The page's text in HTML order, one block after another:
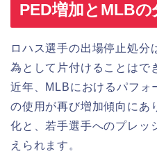
PED増加とMLBの
ロハス選手の出場停止処分
為として片付けることはで
近年、MLBにおけるパフォ
の使用が再び増加傾向にあ
化と、若手選手へのプレッ
えられます。